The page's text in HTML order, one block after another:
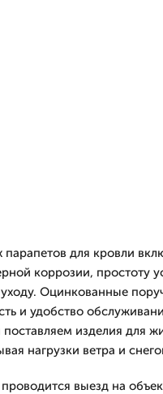
для кровли
коррозии, простоту
Оцинкованные
и удобство
изделия для
нагрузки ветра и
выезд на